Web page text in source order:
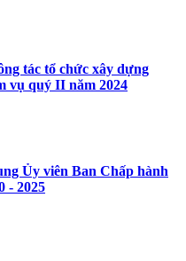
tác tổ chức xây dựng
vụ quý II năm 2024
Ủy viên Ban Chấp hành
- 2025